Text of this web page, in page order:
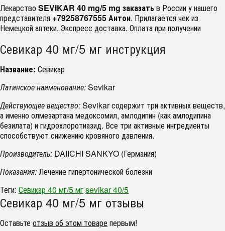
ЛекарствоSEVIKAR 40 mg/5 mg заказатьв России у нашего
представителя +79258767555 Антон. Прилагается чек из
Немецкой аптеки. Экспресс доставка. Оплата при получении
Севикар 40 мг/5 мг инструкция
Название: Севикар
Латинское наименование:Sevikar
Действующее вещество:Sevikar содержит три активных веществ,
а именно олмезартана медоксомил, амлодипин (как амлодипина
безилата) и гидрохлоротиазид. Все три активные ингредиенты
способствуют снижению кровяного давления.
Производитель: DAIICHI SANKYO (Германия)
Показания:Лечение гипертонической болезни
Теги: Севикар 40 мг/5 мгsevikar 40/5
Севикар 40 мг/5 мг отзывы
Оставьтеотзыв об этом товарепервым!